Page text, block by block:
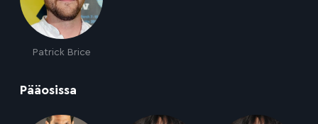
Patrick Brice
Pääosissa